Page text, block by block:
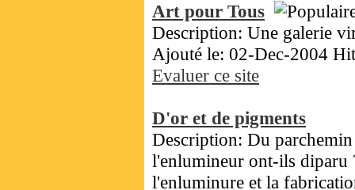
Art pour Tous
Description: Une galerie
Ajouté le: 02-Dec-2004
Evaluer ce site
D'or et de pigments
Description: Du
l'enlumineur ont-ils diparu
l'enluminure et la